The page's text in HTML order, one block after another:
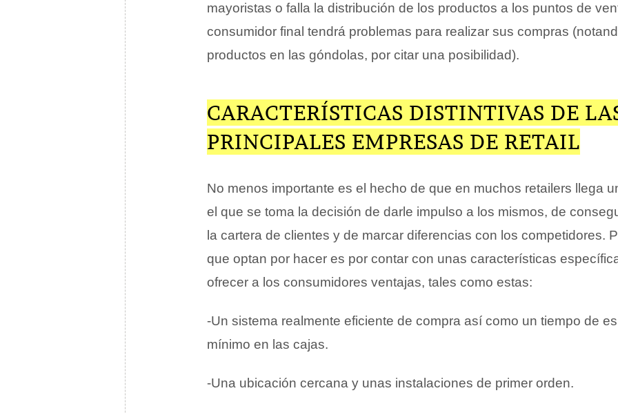
mayoristas o falla la distribución de los productos a los puntos de
consumidor final tendrá problemas para realizar sus compras
productos en las góndolas, por citar una posibilidad).
CARACTERÍSTICAS DISTINTIVAS DE
PRINCIPALES EMPRESAS DE RETAIL
No menos importante es el hecho de que en muchos retailers llega
el que se toma la decisión de darle impulso a los mismos, de
la cartera de clientes y de marcar diferencias con los competidores.
que optan por hacer es por contar con unas características
ofrecer a los consumidores ventajas, tales como estas:
-Un sistema realmente eficiente de compra así como un tiempo de
mínimo en las cajas.
-Una ubicación cercana y unas instalaciones de primer orden.